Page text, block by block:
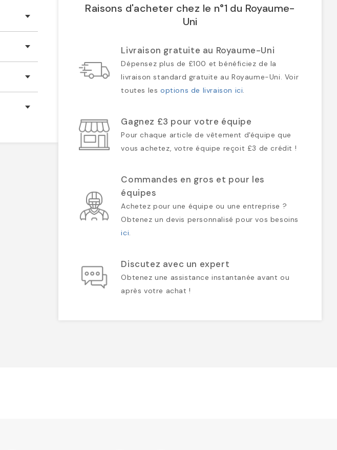
Raisons d'acheter chez le n°1 du Royaume-
Uni
Livraison gratuite au Royaume-Uni
Dépensez plus de £100 et bénéficiez de la
livraison standard gratuite au Royaume-Uni. Voir
toutes les options de livraison ici.
Gagnez £3 pour votre équipe
Pour chaque article de vêtement d'équipe que
vous achetez, votre équipe reçoit £3 de crédit !
Commandes en gros et pour les
équipes
Achetez pour une équipe ou une entreprise ?
Obtenez un devis personnalisé pour vos besoins
ici.
Discutez avec un expert
Obtenez une assistance instantanée avant ou
après votre achat !